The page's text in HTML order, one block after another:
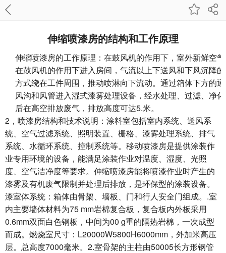
伸缩喷漆房的结构和工作原理
伸缩喷漆房的工作原理：在鼓风机的作用下，室外新鲜空气
在鼓风机的作用下进入房间，气流以上下送风和下风沉降的
方式绕在工件周围，推动喷淋向下流动。通过箱体下方的通
风沟和风管进入湿式漆雾处理设备，经水处理、过滤、净化
后在高空排放废气，排放高度可达5.米。
2，喷漆房结构和技术说明：涂料室包括室内系统、送风系
统、空气过滤系统、照明装置、栅格、漆雾处理系统、排气
系统、水循环系统、控制系统等。移动喷漆房是提供涂装作
业专用环境的设备，能满足涂装作业对温度、湿度、光照
度、空气洁净度等要求。伸缩喷漆房能将喷漆作业时产生的
漆雾及有机废气限制并处理后排放，是环保型的涂装设备。
漆室体系统：箱体由骨架、墙板、门和行人安全门组成。.室
内主要墙体材料为75 mm岩棉复合板，复合板内外板采用
0.6mm双面白色钢板，中间为00 g重的隔热岩棉，一次成型
而成。燃烧室尺寸：L20000W5800H6000mm，外加米高压
层。总高度7000毫米。2.室骨架的主柱由50005长方形钢管